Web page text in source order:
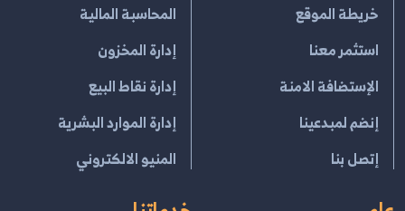
خريطة الموقع
استثمر معنا
الإستضافة الامنة
إنضم لمبدعينا
إتصل بنا
المحاسبة المالية
إدارة المخزون
إدارة نقاط البيع
إدارة الموارد البشرية
المنيو الالكتروني